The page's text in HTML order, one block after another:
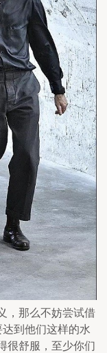
，那么不妨尝试借
到他们这样的水
很舒服，至少你们